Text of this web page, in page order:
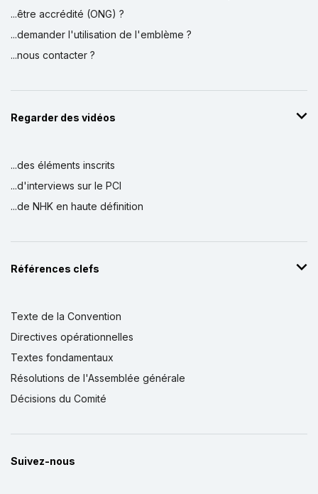
...être accrédité (ONG) ?
...demander l'utilisation de l'emblème ?
...nous contacter ?
Regarder des vidéos
...des éléments inscrits
...d'interviews sur le PCI
...de NHK en haute définition
Références clefs
Texte de la Convention
Directives opérationnelles
Textes fondamentaux
Résolutions de l'Assemblée générale
Décisions du Comité
Suivez-nous